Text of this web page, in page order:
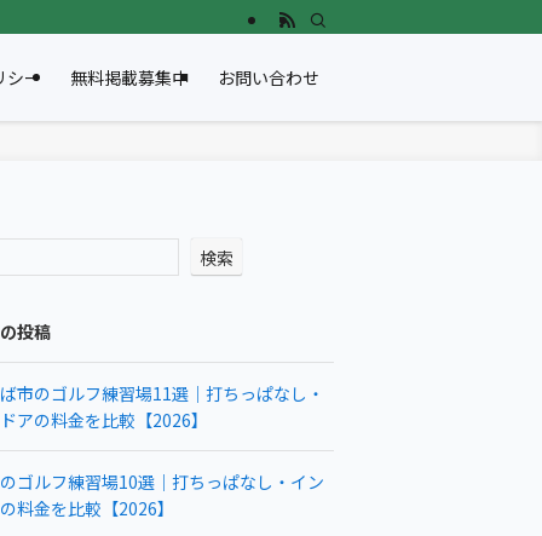
シー 無料掲載募集中 お問い合わせ
検索
投稿
市のゴルフ練習場11選｜打ちっぱなし・
アの料金を比較【2026】
ゴルフ練習場10選｜打ちっぱなし・イン
料金を比較【2026】